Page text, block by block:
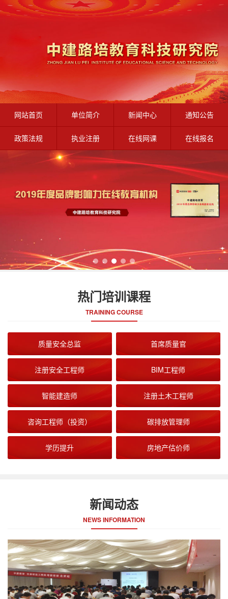
网站首页 单位简介 新闻中心 通知公告
政策法规 执业注册 在线网课 在线报名
热门培训课程
TRAINING COURSE
质量安全总监 首席质量官
注册安全工程师 BIM工程师
智能建造师 注册土木工程师
咨询工程师（投资） 碳排放管理师
学历提升 房地产估价师
新闻动态
NEWS INFORMATION